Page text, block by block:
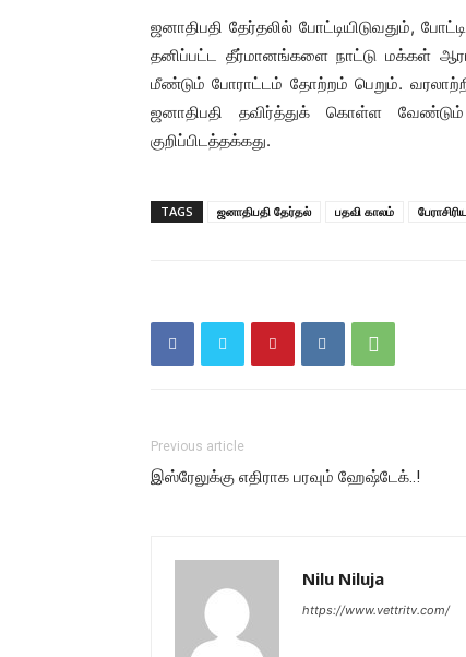
ஜனாதிபதி தேர்தலில் போட்டியிடுவதும்,
தனிப்பட்ட தீர்மானங்களை நாட்டு மக்கள்
மீண்டும் போராட்டம் தோற்றம் பெறும்.
ஜனாதிபதி தவிர்த்துக் கொள்ள வேண்டும்
குறிப்பிடத்தக்கது.
TAGS ஜனாதிபதி தேர்தல் பதவி காலம்
Previous article
இஸ்ரேலுக்கு எதிராக பரவும் ஹேஷ்டேக்..!
Nilu Niluja
https://www.vettritv.com/